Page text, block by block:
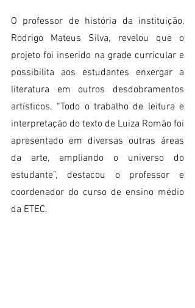
O professor de história da instituição,
Rodrigo Mateus Silva, revelou que o
projeto foi inserido na grade curricular e
possibilita aos estudantes enxergar a
literatura em outros desdobramentos
artísticos. “Todo o trabalho de leitura e
interpretação do texto de Luiza Romão foi
apresentado em diversas outras áreas
da arte, ampliando o universo do
estudante”, destacou o professor e
coordenador do curso de ensino médio
da ETEC.